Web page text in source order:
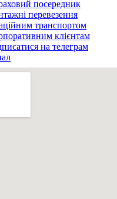
посередник
перевезення
транспортом
клієнтам
на телеграм